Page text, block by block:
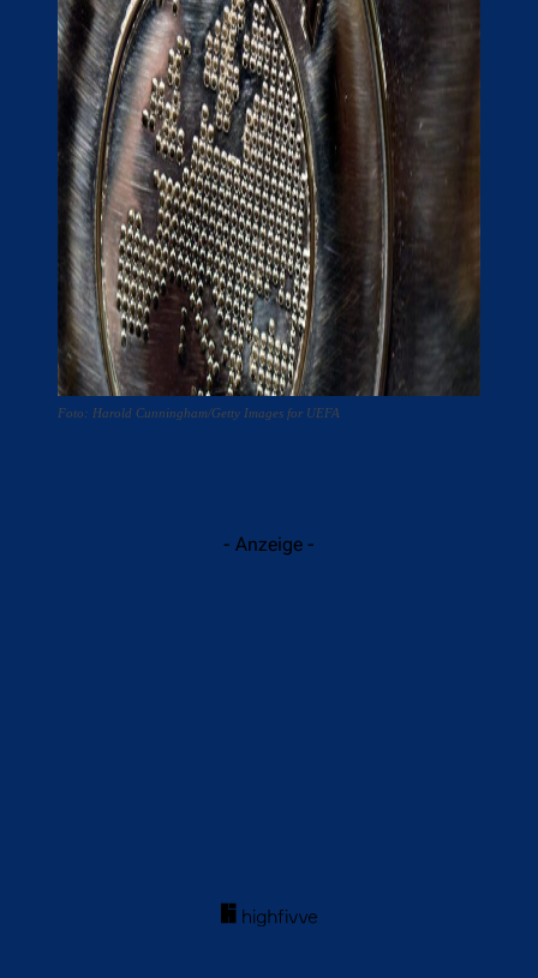
Foto: Harold Cunningham/Getty Images for UEFA
- Anzeige -